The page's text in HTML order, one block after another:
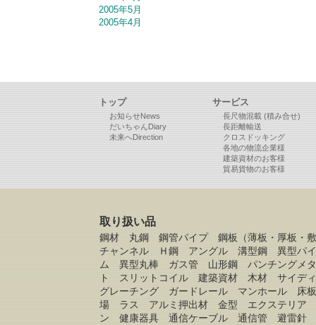
2005年5月
2005年4月
トップ
お知らせNews
だいちゃんDiary
未来へDirection
サービス
長尺物混載 (積み合せ)
長距離輸送
クロスドッキング
各地の物流企業様
建築資材のお客様
貿易貨物のお客様
取り扱い品
鋼材 丸鋼 鋼管パイプ 鋼板（薄板・厚板・
チャンネル Ｈ鋼 アングル 溝型鋼 異型パ
ム 異型丸棒 ガス管 山形鋼 パンチングメ
ト スリットコイル 建築資材 木材 サイ
グレーチング ガードレール マンホール
場 ラス アルミ押出材 金型 エクステリア
ン 健康器具 通信ケーブル 通信管 避雷針